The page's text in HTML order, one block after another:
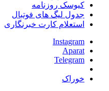
کیوسک روزنامه
جدول لیگ های فوتبال
استعلام کارت خبرنگاری
Instagram
Aparat
Telegram
خوراک